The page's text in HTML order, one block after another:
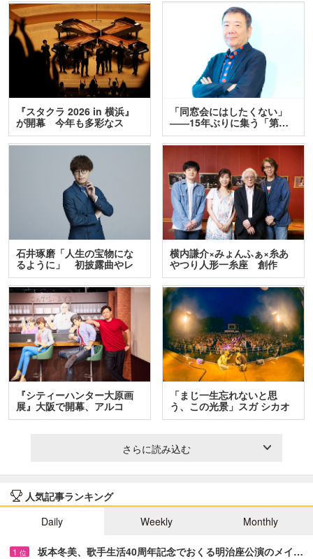
『スタクラ 2026 in 横浜』
が開幕 今年も多彩なス
テ…
「同窓会にはしたくない」
――15年ぶりに集う「第…
石井琢磨「人生の宝物にな
るように」 初披露曲やレ
ア…
横内謙介×みょんふぁ×糸あ
やつり人形一糸座 創作
人…
『シティーハンター大原画
展』大阪で開幕、アルコ
＆…
「まじ一生忘れないと思
う、この光景」スガ シカオ
と…
さらに読み込む
人気記事ランキング
Daily
Weekly Monthly
1 位 坂本冬美、歌手生活40周年記念でおくる明治座公演のメイ…